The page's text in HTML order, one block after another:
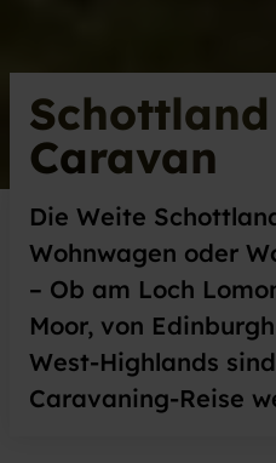
Caravan
Die Weite
Wohnwagen oder
– Ob am Loch
Moor, von
West-Highlands
Caravaning-Reise